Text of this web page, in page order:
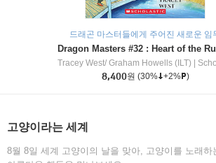
드래곤 마스터들에게 주어진 새로운 임
Tracey West/ Graham Howells (ILT)
8,400원 (30% +2% )
고양이라는 세계
8월 8일 세계 고양이의 날을 맞아, 고양이를 노래하